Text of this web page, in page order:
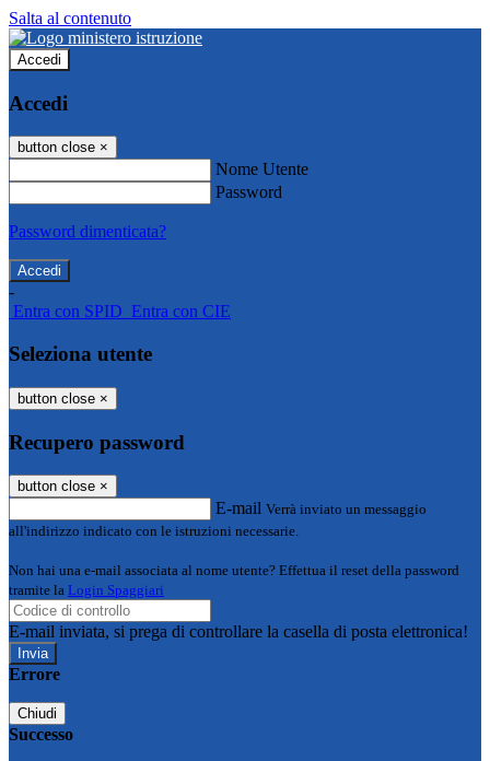
Salta al contenuto
Accedi
Accedi
button close ×
Nome Utente
Password
Password dimenticata?
-
Entra con SPID Entra con CIE
Seleziona utente
button close ×
Recupero password
button close ×
E-mail Verrà inviato un messaggio
all'indirizzo indicato con le istruzioni necessarie.
Non hai una e-mail associata al nome utente? Effettua il reset della password
tramite la Login Spaggiari
E-mail inviata, si prega di controllare la casella di posta elettronica!
Errore
Chiudi
Successo